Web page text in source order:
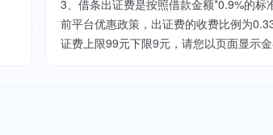
3、借条出证费是按照借款金额*0.9%的标
前平台优惠政策，出证费的收费比例为
证费上限99元下限9元，请您以页面显示金